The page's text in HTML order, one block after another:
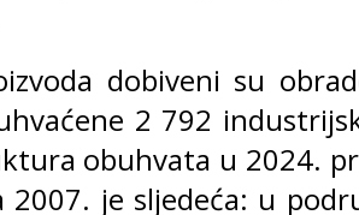
dobiveni su
2 792
obuhvata u 2024.
je sljedeća: u